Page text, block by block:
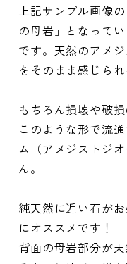
上記サンプル画像
の母岩」となって
です。天然のアメ
をそのまま感じられ
もちろん損壊や破
このような形で流
ム（アメジストジ
ん。
純天然に近い石が
にオススメです！
背面の母岩部分が